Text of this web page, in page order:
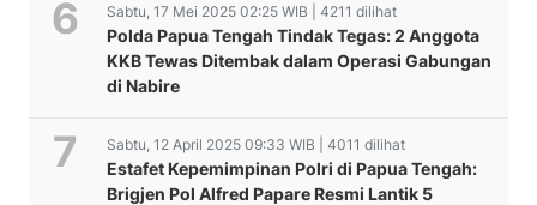
Sabtu, 17 Mei 2025 02:25 WIB | 4211 dilihat
Polda Papua Tengah Tindak Tegas: 2 Anggota
KKB Tewas Ditembak dalam Operasi Gabungan
di Nabire
Sabtu, 12 April 2025 09:33 WIB | 4011 dilihat
Estafet Kepemimpinan Polri di Papua Tengah:
Brigjen Pol Alfred Papare Resmi Lantik 5